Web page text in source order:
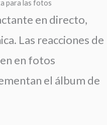
para las fotos
en directo,
Las reacciones de
en fotos
el álbum de